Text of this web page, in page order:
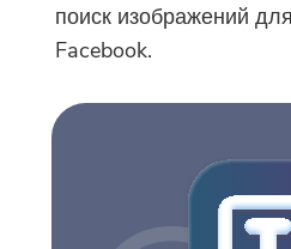
поиск изображений
Facebook.